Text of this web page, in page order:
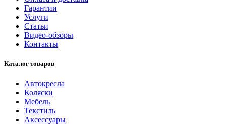
Гарантии
Услуги
Статьи
Видео-обзоры
Контакты
Каталог товаров
Автокресла
Коляски
Мебель
Текстиль
Аксессуары